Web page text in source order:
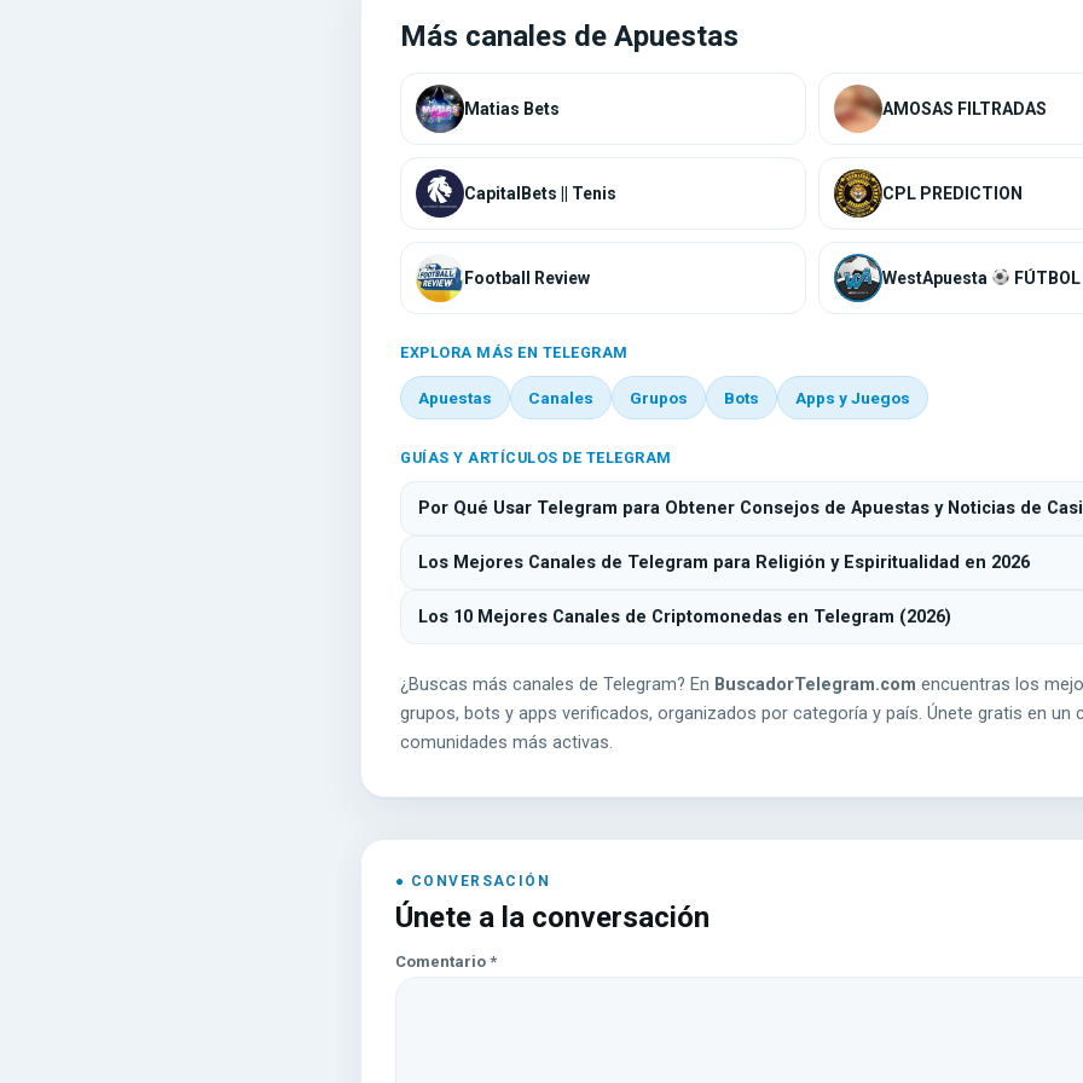
Más canales de Apuestas
AMOSAS FILTRADAS
CapitalBets || Tenis CPL PREDICTION
Football Review WestApuesta FÚTBOL
EXPLORA MÁS EN TELEGRAM
Apuestas Canales Grupos Bots Apps y Juegos
GUÍAS Y ARTÍCULOS DE TELEGRAM
Por Qué Usar Telegram para Obtener Consejos de Apuestas y Noticias de
Los Mejores Canales de Telegram para Religión y Espiritualidad en 2026
Los 10 Mejores Canales de Criptomonedas en Telegram (2026)
¿Buscas más canales de Telegram? En BuscadorTelegram.com encuentras los
grupos, bots y apps verificados, organizados por categoría y país. Únete gratis en un
comunidades más activas.
Únete a la conversación
Comentario *